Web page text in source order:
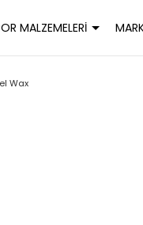
MALZEMELERİ
Wax